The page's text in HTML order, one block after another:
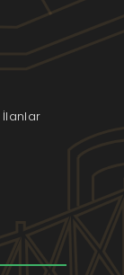
İlanlar